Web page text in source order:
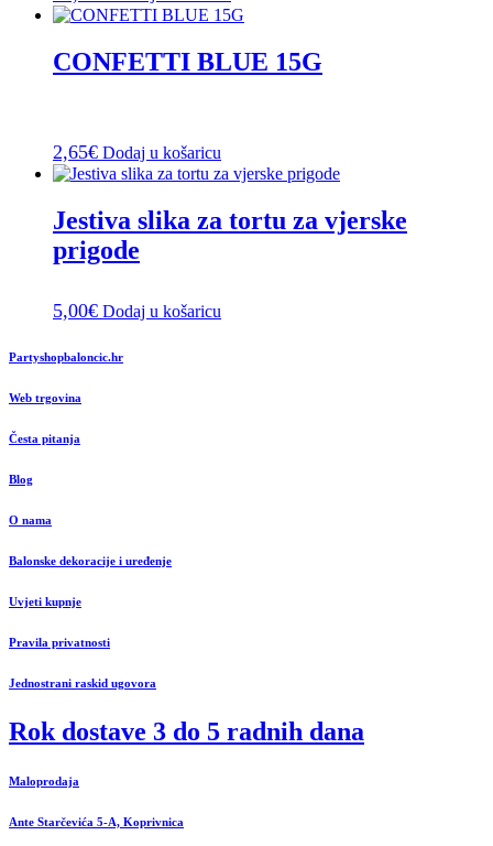
CONFETTI BLUE 15G
2,65€ Dodaj u košaricu
Jestiva slika za tortu za vjerske
prigode
5,00€ Dodaj u košaricu
Partyshopbaloncic.hr
Web trgovina
Česta pitanja
Blog
O nama
Balonske dekoracije i uređenje
Uvjeti kupnje
Pravila privatnosti
Jednostrani raskid ugovora
Rok dostave 3 do 5 radnih dana
Maloprodaja
Ante Starčevića 5-A, Koprivnica